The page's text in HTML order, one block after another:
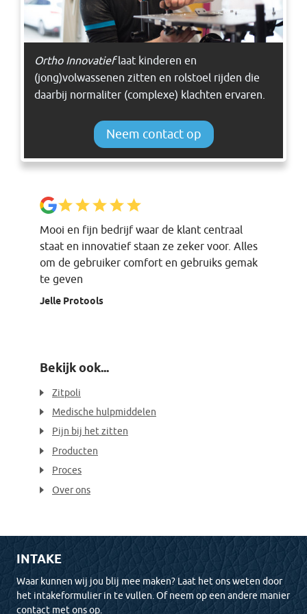
Ortho Innovatieflaat kinderen en
(jong)volwassenen zitten en rolstoel rijden die
daarbij normaliter (complexe) klachten ervaren.
Neem contact op
Mooi en fijn bedrijf waar de klant centraal
staat en innovatief staan ze zeker voor. Alles
om de gebruiker comfort en gebruiks gemak
te geven
Jelle Protools
Bekijk ook...
Zitpoli
Medische hulpmiddelen
Pijn bij het zitten
Producten
Proces
Over ons
INTAKE
Waar kunnen wij jou blij mee maken? Laat het ons weten door
het intakeformulier in te vullen. Of neem op een andere manier
contact met ons op.